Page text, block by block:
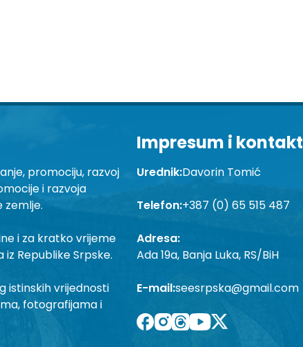
promociju, razvoj
i razvoja
zemlje.
i za kratko vrijeme
Republike Srpske.
istinskih vrijednosti
fotografijama i
Impresum i kontakt
Urednik:Davorin Tomić
Telefon:+387 (0) 65 515 487
Adresa:
Ada 19a, Banja Luka, RS/BiH
E-mail:seesrpska@gmail.com